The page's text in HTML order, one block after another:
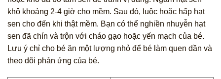
khô khoảng 2-4 giờ cho mềm. Sau đó, luộc hoặc hấp hạt
sen cho đến khi thật mềm. Bạn có thể nghiền nhuyễn hạt
sen đã chín và trộn với cháo gạo hoặc yến mạch của bé.
Lưu ý chỉ cho bé ăn một lượng nhỏ để bé làm quen dần và
theo dõi phản ứng của bé.